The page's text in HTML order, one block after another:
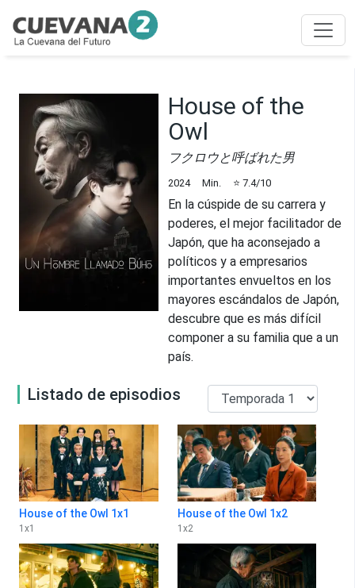
House of the
Owl
フクロウと呼ばれた男
2024 Min. ⭐ 7.4/10
En la cúspide de su carrera y
poderes, el mejor facilitador de
Japón, que ha aconsejado a
políticos y a empresarios
importantes envueltos en los
mayores escándalos de Japón,
descubre que es más difícil
componer a su familia que a un
país.
Listado de episodios
House of the Owl 1x1
1 x1
House of the Owl 1x2
1 x2